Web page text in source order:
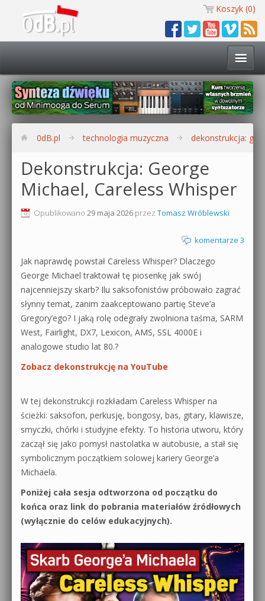
Koszyk (0)
Technologia muzyczna
Kursy i warsztaty
Zobacz wszystkie kursy i warsztaty
Synteza dźwięku 🔥
Bitwig Studio od podstaw
Produkcja muzyczna od podstaw
Sylenth1 od podstaw
Sound Forge od podstaw
Dubstep z syntezatorem Massive
Kontakt 5 Kompendium
Pakiety
Kontakt
0dB.pl
0dB.pl - informacje
Newsletter
Materiały dla mediów
Archiwum aktualności
Regulamin
Działanie sklepu internetowego
Wyszukiwanie
0dB.pl technologia muzyczna dekonstrukcja:
Dekonstrukcja: George
Michael, Careless Whisper
Opublikowano 29 maja 2026 przez Tomasz Wróblewski
komentarze 3
Jak naprawdę powstał Careless Whisper? Dlaczego
George Michael traktował tę piosenkę jak swój
najcenniejszy skarb? Ilu saksofonistów próbowało zagrać
słynny temat, zanim zaakceptowano partię Steve’a
Gregory’ego? I jaką rolę odegrały zwolniona taśma, SARM
West, Fairlight, DX7, Lexicon, AMS, SSL 4000E i
analogowe studio lat 80.?
Zobacz dekonstrukcję na YouTube
W tej dekonstrukcji rozkładam Careless Whisper na
ścieżki: saksofon, perkusję, bongosy, bas, gitary, klawisze,
smyczki, chórki i studyjne efekty. To historia utworu, który
zaczął się jako pomysł nastolatka w autobusie, a stał się
symbolicznym początkiem solowej kariery George’a
Michaela.
Poniżej cała sesja odtworzona od początku do
końca oraz link do pobrania materiałów źródłowych
(wyłącznie do celów edukacyjnych).